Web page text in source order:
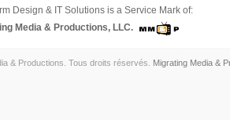
Design & IT Solutions is a Service Mark of:
Media & Productions, LLC.
& Productions. Tous droits réservés. Migrating Media &